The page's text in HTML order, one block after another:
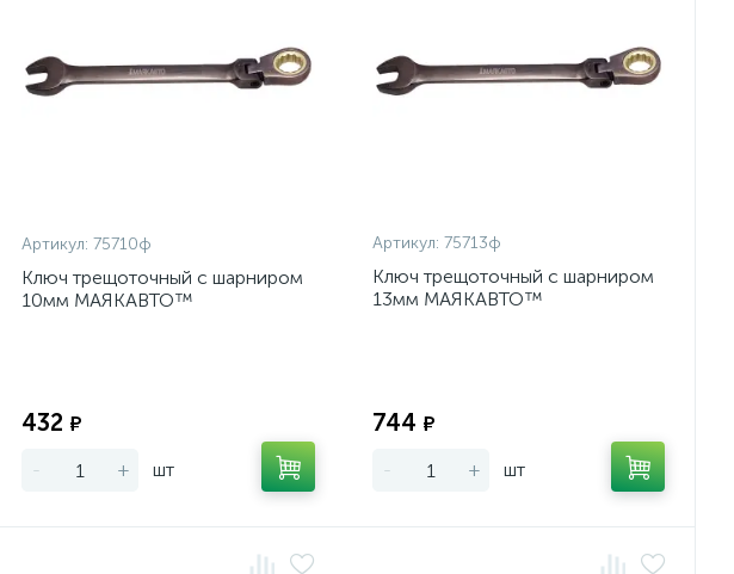
Артикул: 75710ф
Ключ трещоточный с шарниром
10мм МАЯКАВТО™
432 ₽
- + шт
Артикул: 75713ф
Ключ трещоточный с шарниром
13мм МАЯКАВТО™
744 ₽
- + шт